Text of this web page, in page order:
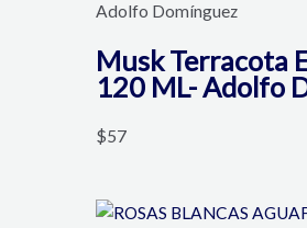
Adolfo Domínguez
Musk Terracota
120 ML- Adolfo
$57